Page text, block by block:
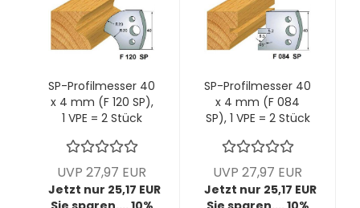
SP-Profilmesser 40
x 4 mm (F 120 SP),
1 VPE = 2 Stück
UVP 27,97 EUR
Jetzt nur 25,17 EUR
SP-Profilmesser 40
x 4 mm (F 084
SP), 1 VPE = 2 Stück
UVP 27,97 EUR
Jetzt nur 25,17 EUR